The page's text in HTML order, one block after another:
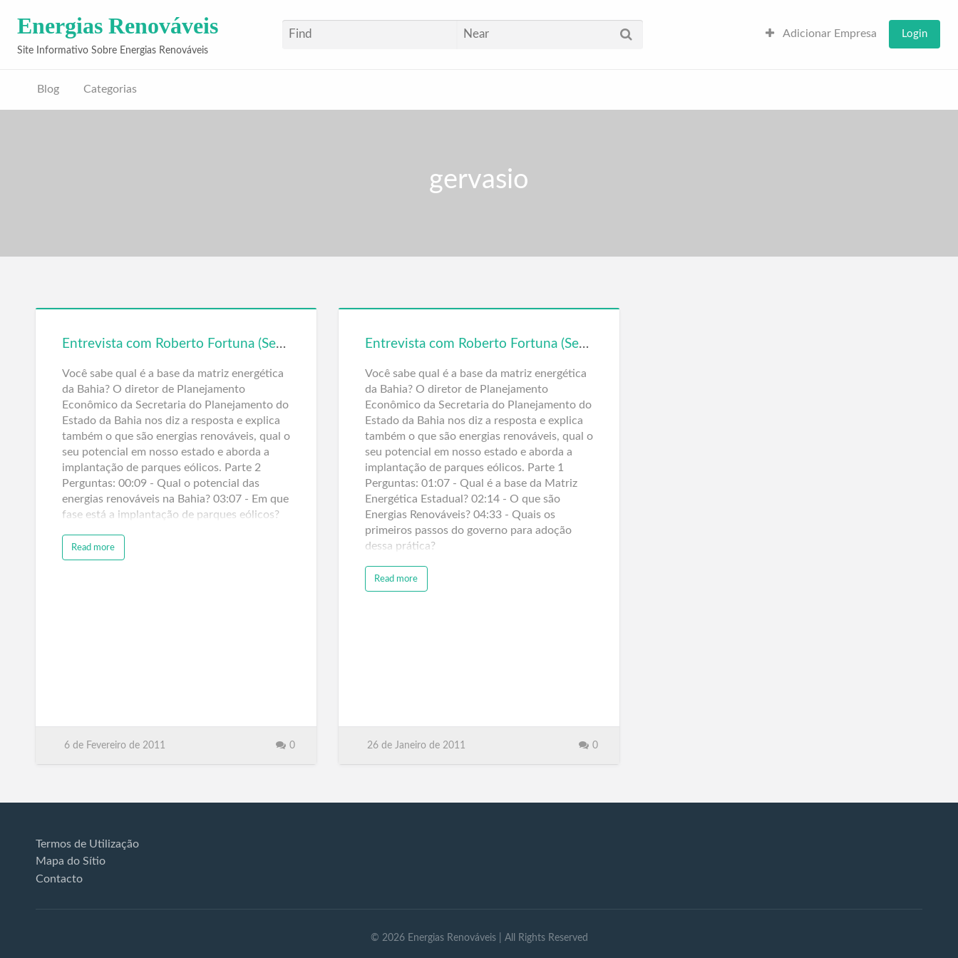
Energias Renováveis
Site Informativo Sobre Energias Renováveis
Adicionar Empresa Login
Blog Categorias
gervasio
Entrevista com Roberto Fortuna (Seplan/BA) – Matriz Energética e Energias Renováveis – Parte 2
Você sabe qual é a base da matriz energética
da Bahia? O diretor de Planejamento
Econômico da Secretaria do Planejamento do
Estado da Bahia nos diz a resposta e explica
também o que são energias renováveis, qual o
seu potencial em nosso estado e aborda a
implantação de parques eólicos. Parte 2
Perguntas: 00:09 - Qual o potencial das
energias renováveis na Bahia? 03:07 - Em que
fase está a implantação de parques eólicos?
Read more
6 de Fevereiro de 2011 0
Entrevista com Roberto Fortuna (Seplan/BA) – Matriz Energética e Energias Renováveis – Parte 1
Você sabe qual é a base da matriz energética
da Bahia? O diretor de Planejamento
Econômico da Secretaria do Planejamento do
Estado da Bahia nos diz a resposta e explica
também o que são energias renováveis, qual o
seu potencial em nosso estado e aborda a
implantação de parques eólicos. Parte 1
Perguntas: 01:07 - Qual é a base da Matriz
Energética Estadual? 02:14 - O que são
Energias Renováveis? 04:33 - Quais os
primeiros passos do governo para adoção
dessa prática?
Read more
26 de Janeiro de 2011 0
Termos de Utilização
Mapa do Sítio
Contacto
© 2026 Energias Renováveis| All Rights Reserved